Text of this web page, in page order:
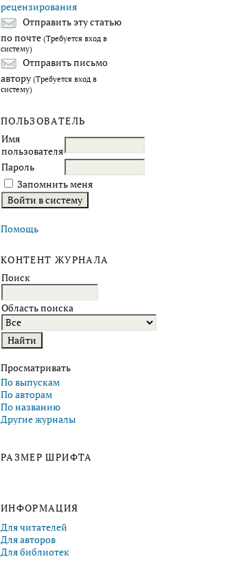
рецензирования
Отправить эту статью
по почте (Требуется вход в
систему)
Отправить письмо
автору (Требуется вход в
систему)
ПОЛЬЗОВАТЕЛЬ
Имя
пользователя
Пароль
Запомнить меня
Помощь
КОНТЕНТ ЖУРНАЛА
Поиск
Область поиска
Просматривать
По выпускам
По авторам
По названию
Другие журналы
РАЗМЕР ШРИФТА
ИНФОРМАЦИЯ
Для читателей
Для авторов
Для библиотек